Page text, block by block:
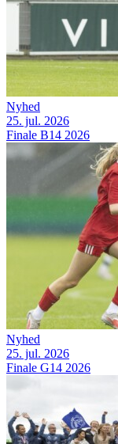
Nyhed
25. jul. 2026
Finale B14 2026
Nyhed
25. jul. 2026
Finale G14 2026